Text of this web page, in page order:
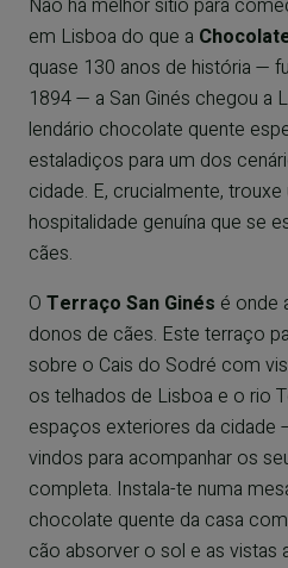
Não há melhor sítio para
em Lisboa do que a
quase 130 anos de história —
1894 — a San Ginés chegou a
lendário chocolate quente
estaladiços para um dos
cidade. E, crucialmente,
hospitalidade genuína que se
cães.
O Terraço San Ginés é onde
donos de cães. Este terraço
sobre o Cais do Sodré com
os telhados de Lisboa e o rio
espaços exteriores da cidade
vindos para acompanhar os
completa. Instala-te numa
chocolate quente da casa
cão absorver o sol e as vistas